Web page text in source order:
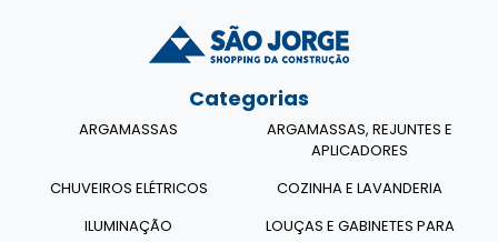
Categorias
ARGAMASSAS
ARGAMASSAS, REJUNTES E
APLICADORES
CHUVEIROS ELÉTRICOS
COZINHA E LAVANDERIA
ILUMINAÇÃO
LOUÇAS E GABINETES PARA